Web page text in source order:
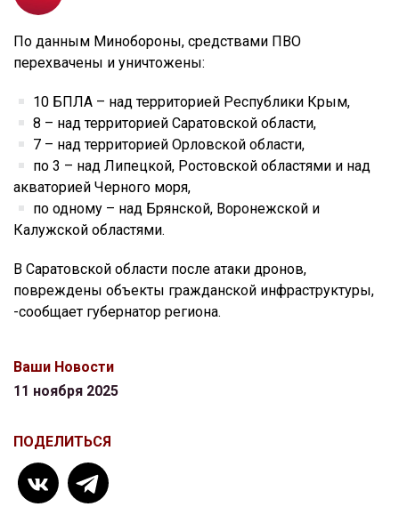
По данным Минобороны, средствами ПВО
перехвачены и уничтожены:
10 БПЛА – над территорией Республики Крым,
8 – над территорией Саратовской области,
7 – над территорией Орловской области,
по 3 – над Липецкой, Ростовской областями и над
акваторией Черного моря,
по одному – над Брянской, Воронежской и
Калужской областями.
В Саратовской области после атаки дронов,
повреждены объекты гражданской инфраструктуры,
-сообщает губернатор региона.
Ваши Новости
11 ноября 2025
ПОДЕЛИТЬСЯ